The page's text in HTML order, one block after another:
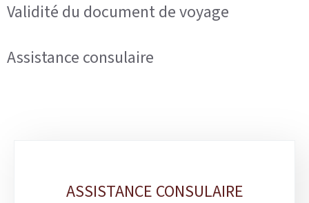
Validité du document de voyage
Assistance consulaire
rubriquesASSISTANCE CONSULAIRE